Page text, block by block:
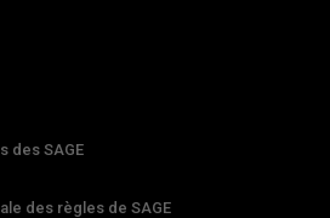
des SAGE
des règles de SAGE